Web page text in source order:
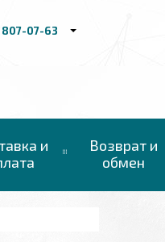
807-07-63
и
Возврат и
обмен